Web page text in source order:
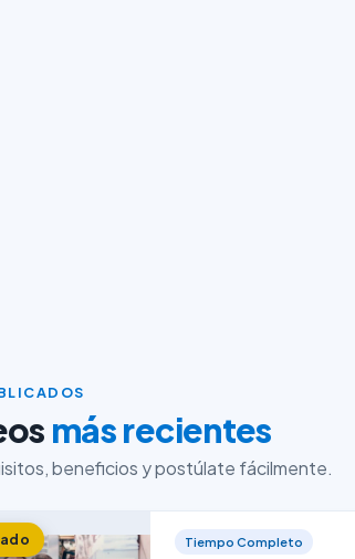
más recientes
beneficios y postúlate fácilmente.
Tiempo Completo